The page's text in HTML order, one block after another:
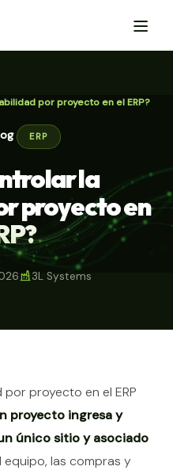
por proyecto en el ERP?
ERP
la
proyecto en
3L Systems
proyecto en el ERP
proyecto ingresa y
único sitio y asociado
equipo, las compras y